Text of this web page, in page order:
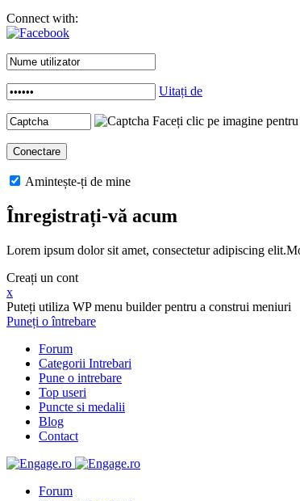
Connect with:
Uitați de
Faceți clic pe imagine
Amintește-ți de mine
Înregistrați-vă acum
Lorem ipsum dolor sit amet, consectetur adipiscing
Creați un cont
x
Puteți utiliza WP menu builder pentru a construi meniuri
Puneți o întrebare
Forum
Categorii Intrebari
Pune o intrebare
Top useri
Puncte si medalii
Blog
Contact
Forum